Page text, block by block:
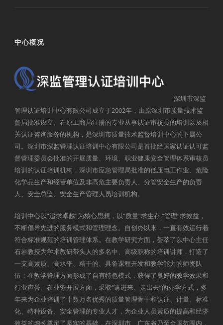
中心概况
深圳市深监
管理认证培训中心有限公司成立于2002年，由原深圳市质量技术监
督局批准设立、在原工商局注册的专业从事认证审核员的培训以及相
关认证咨询服务的机构，是深圳市质量技术监督培训中心的下属公
司。深圳市深监管理认证培训中心有限公司是首批经国家认证认可监
督管理委员会批准的开展质量、环境、职业健康安全管理体系审核员
培训的认证培训机构，深圳市应急管理局批准的低压电工作业、危险
化学品生产和经营单位及非高危主要负责人、分管安全生产的负责
人、安全总监、安全生产管理人员培训机构。
培训中心以“追求卓越”为核心思想，以“质量”求生存,“管理”求效益，
不断倡导先进的服务模式和管理理念。自创办以来，一直有效运行着
符合标准规范的培训管理体系。在教学研究方面，荟萃了以中心主任
石岩教授为学术教研带头人的多名中、高级职称的培训讲师，打造了
一支高素质、高水平、精干的、具备课程开发和教学能力的师资队
伍；在教学管理方面形成了自有特色模式，获得了良好的教学效果和
行业声誉。在业务开展方面，采取“请进来、走出去”的办学方式，多
年来为企业培训了十数万名优秀的质量管理骨干和认证、计量、标准
化、特种设备、安全管理的专业人才，为企业人员素质的提高和经济
效益的增长奠定了坚实的基础，在深圳市、广东省乃至全国范围内，